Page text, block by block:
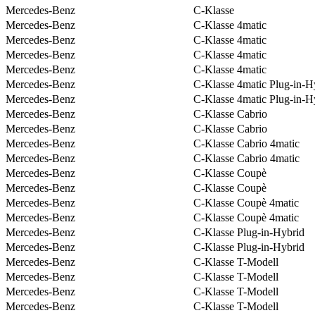
Mercedes-Benz
C-Klasse
Mercedes-Benz
C-Klasse 4matic
Mercedes-Benz
C-Klasse 4matic
Mercedes-Benz
C-Klasse 4matic
Mercedes-Benz
C-Klasse 4matic
Mercedes-Benz
C-Klasse 4matic Plug-in-
Mercedes-Benz
C-Klasse 4matic Plug-in-
Mercedes-Benz
C-Klasse Cabrio
Mercedes-Benz
C-Klasse Cabrio
Mercedes-Benz
C-Klasse Cabrio 4matic
Mercedes-Benz
C-Klasse Cabrio 4matic
Mercedes-Benz
C-Klasse Coupè
Mercedes-Benz
C-Klasse Coupè
Mercedes-Benz
C-Klasse Coupè 4matic
Mercedes-Benz
C-Klasse Coupè 4matic
Mercedes-Benz
C-Klasse Plug-in-Hybrid
Mercedes-Benz
C-Klasse Plug-in-Hybrid
Mercedes-Benz
C-Klasse T-Modell
Mercedes-Benz
C-Klasse T-Modell
Mercedes-Benz
C-Klasse T-Modell
Mercedes-Benz
C-Klasse T-Modell